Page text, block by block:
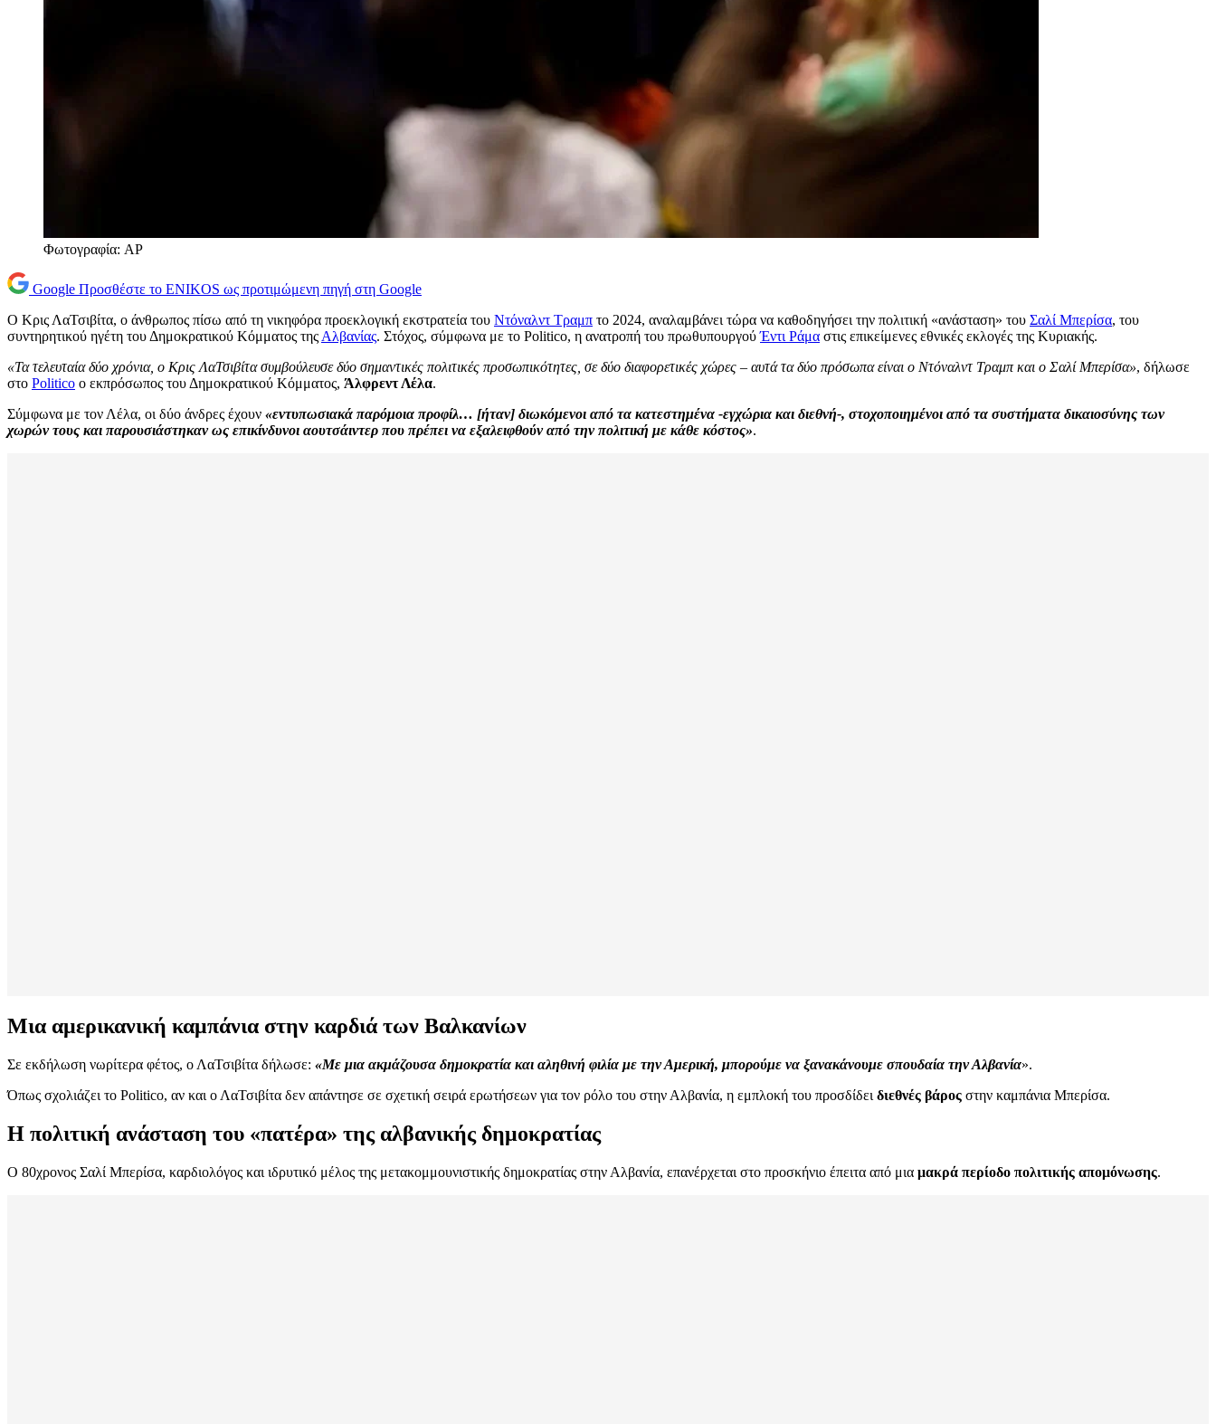
Φωτογραφία: AP
Google Προσθέστε το ENIKOS ως προτιμώμενη πηγή στη Google
Ο Κρις ΛαΤσιβίτα, ο άνθρωπος πίσω από τη νικηφόρα προεκλογική εκστρατεία του Ντόναλντ Τραμπ το 2024, αναλαμβάνει τώρα να καθοδηγήσει την πολιτική «ανάσταση» του Σαλί Μπερίσα, του
συντηρητικού ηγέτη του Δημοκρατικού Κόμματος της Αλβανίας. Στόχος, σύμφωνα με το Politico, η ανατροπή του πρωθυπουργούΈντι Ράμα στις επικείμενες εθνικές εκλογές της Κυριακής.
«Τα τελευταία δύο χρόνια, ο Κρις ΛαΤσιβίτα συμβούλευσε δύο σημαντικές πολιτικές προσωπικότητες, σε δύο διαφορετικές χώρες – αυτά τα δύο πρόσωπα είναι ο Ντόναλντ Τραμπ και ο Σαλί Μπερίσα», δήλωσε
στο Politico ο εκπρόσωπος του Δημοκρατικού Κόμματος, Άλφρεντ Λέλα.
Σύμφωνα με τον Λέλα, οι δύο άνδρες έχουν «εντυπωσιακά παρόμοια προφίλ… [ήταν] διωκόμενοι από τα κατεστημένα -εγχώρια και διεθνή-, στοχοποιημένοι από τα συστήματα δικαιοσύνης των
χωρών τους και παρουσιάστηκαν ως επικίνδυνοι αουτσάιντερ που πρέπει να εξαλειφθούν από την πολιτική με κάθε κόστος».
Μια αμερικανική καμπάνια στην καρδιά των Βαλκανίων
Σε εκδήλωση νωρίτερα φέτος, ο ΛαΤσιβίτα δήλωσε: «Με μια ακμάζουσα δημοκρατία και αληθινή φιλία με την Αμερική, μπορούμε να ξανακάνουμε σπουδαία την Αλβανία».
Όπως σχολιάζει το Politico, αν και ο ΛαΤσιβίτα δεν απάντησε σε σχετική σειρά ερωτήσεων για τον ρόλο του στην Αλβανία, η εμπλοκή του προσδίδει διεθνές βάρος στην καμπάνια Μπερίσα.
Η πολιτική ανάσταση του «πατέρα» της αλβανικής δημοκρατίας
Ο 80χρονος Σαλί Μπερίσα, καρδιολόγος και ιδρυτικό μέλος της μετακομμουνιστικής δημοκρατίας στην Αλβανία, επανέρχεται στο προσκήνιο έπειτα από μια μακρά περίοδο πολιτικής απομόνωσης.